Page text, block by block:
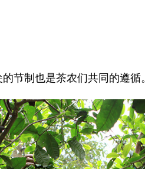
制也是茶农们共同的遵循。